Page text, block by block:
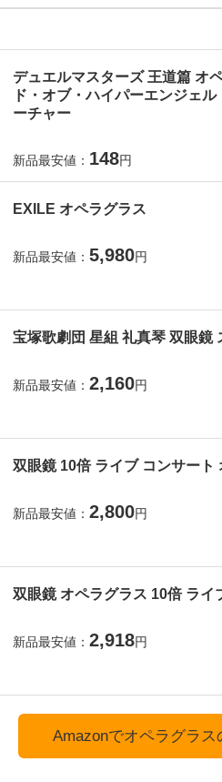
デュエルマスターズ 王道篇 オ
ド・オブ・ハイパーエンジェ
ーチャー
新品最安値： 148円
EXILE オペラグラス
新品最安値： 5,980円
宝塚歌劇団 星組 礼真琴 双眼鏡
新品最安値： 2,160円
双眼鏡 10倍 ライブ コンサート
新品最安値： 2,800円
双眼鏡 オペラグラス 10倍 ライ
新品最安値： 2,918円
Amazonでオペラグラス